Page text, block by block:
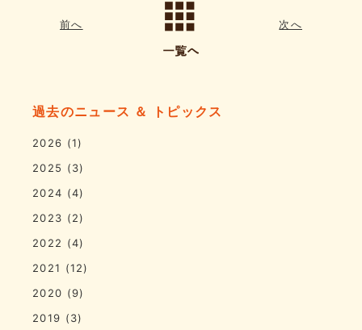
前へ 次へ
過去のニュース ＆ トピックス
2026 (1)
2025 (3)
2024 (4)
2023 (2)
2022 (4)
2021 (12)
2020 (9)
2019 (3)